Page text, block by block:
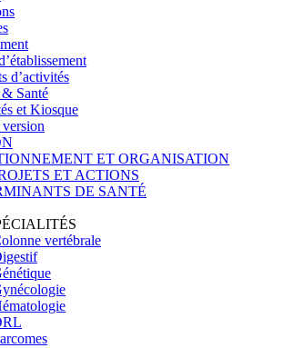
d’activités
Santé
et Kiosque
ET ORGANISATION
ET ACTIONS
DE SANTÉ
vertébrale